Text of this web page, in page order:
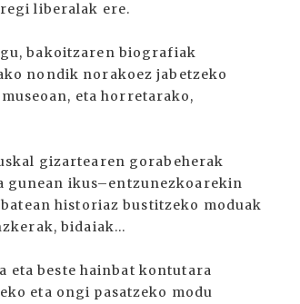
liberalak ere.
bakoitzaren biografiak
nondik norakoez jabetzeko
eta horretarako,
gizartearen gorabeherak
gunean ikus–entzunezkoarekin
historiaz bustitzeko moduak
bidaiak...
eta beste hainbat kontutara
eta ongi pasatzeko modu